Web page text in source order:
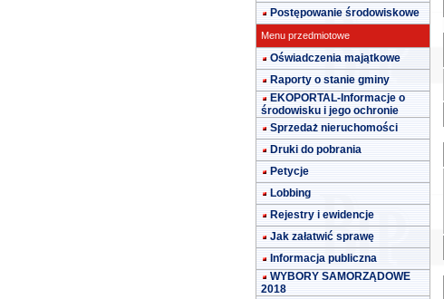
Postępowanie środowiskowe
Menu przedmiotowe
Oświadczenia majątkowe
Raporty o stanie gminy
EKOPORTAL-Informacje o
środowisku i jego ochronie
Sprzedaż nieruchomości
Druki do pobrania
Petycje
Lobbing
Rejestry i ewidencje
Jak załatwić sprawę
Informacja publiczna
WYBORY SAMORZĄDOWE
2018